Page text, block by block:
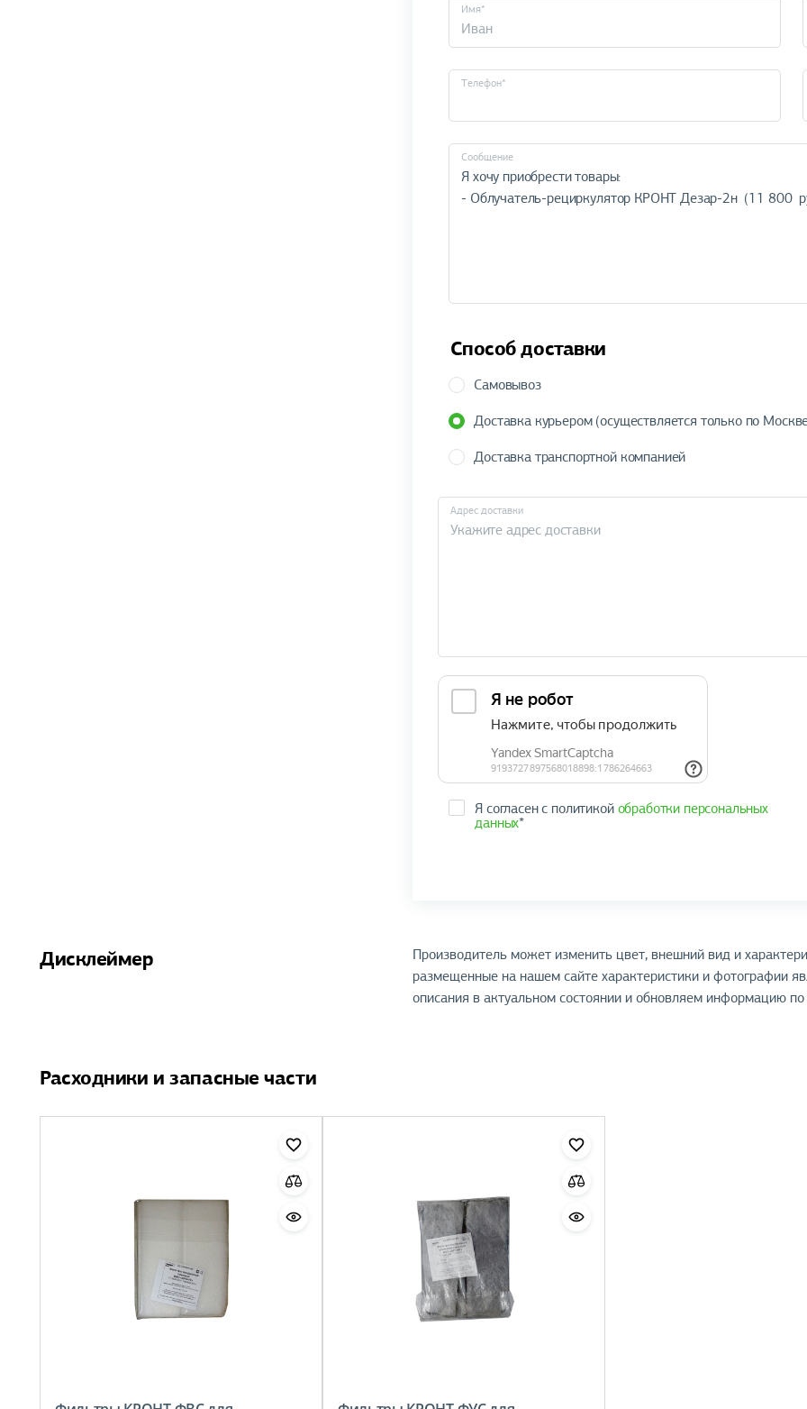
Имя*
Телефон*
Cообщение
Способ доставки
Самовывоз
Доставка курьером (осуществляется только по
Доставка транспортной компанией
Адрес доставки
Я согласен с политикой обработки персональных
данных*
Дисклеймер
Производитель может изменить цвет, внешний вид и
размещенные на нашем сайте характеристики и фотографии
описания в актуальном состоянии и обновляем информацию
Расходники и запасные части